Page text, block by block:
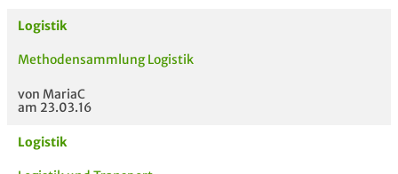
Logistik
Methodensammlung Logistik
von MariaC
am 23.03.16
Logistik